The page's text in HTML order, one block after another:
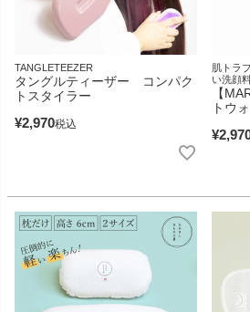
TANGLETEEZER
タングルティーザー コンパク
トスタイラー
¥2,970税込
肌トラ
い洗顔
【
トウ
¥